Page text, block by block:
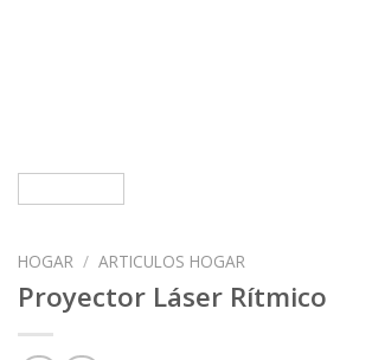
HOGAR / ARTICULOS HOGAR
Proyector Láser Rítmico